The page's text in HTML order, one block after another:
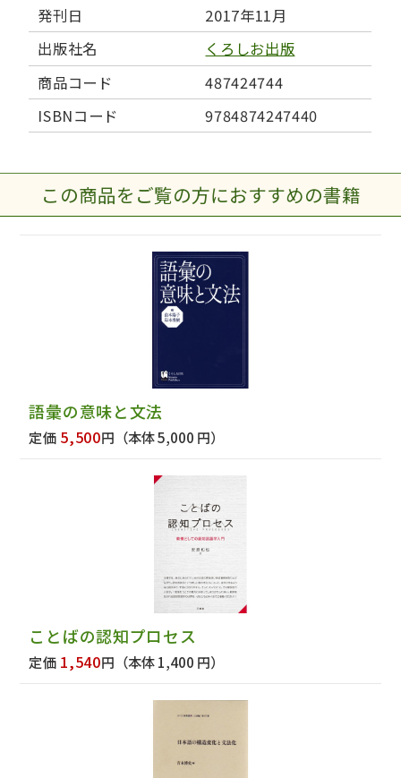
発刊日
2017年11月
出版社名
くろしお出版
商品コード
487424744
ISBNコード
9784874247440
この商品をご覧の方におすすめの書籍
語彙の意味と文法
定価 5,500円 （本体 5,000 円）
ことばの認知プロセス
定価 1,540円 （本体 1,400 円）